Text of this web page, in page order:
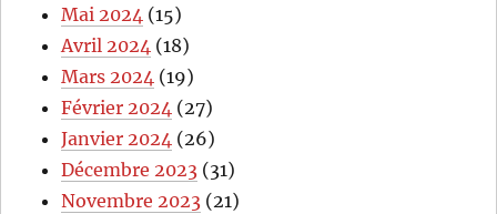
Mai 2024 (15)
Avril 2024 (18)
Mars 2024 (19)
Février 2024 (27)
Janvier 2024 (26)
Décembre 2023 (31)
Novembre 2023 (21)